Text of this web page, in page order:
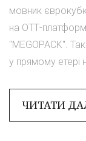
мовник
на ОТТ-
"MEGOPACK".
у прямому етері
ЧИТАТИ